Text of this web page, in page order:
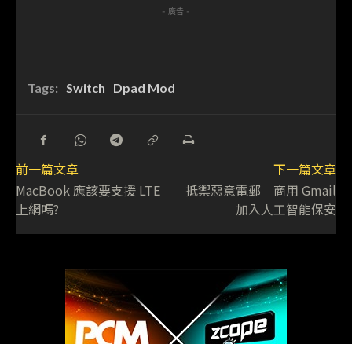
- 廣告 -
Tags: Switch Dpad Mod
前一篇文章
MacBook 應該要支援 LTE
上網嗎?
下一篇文章
抵禦惡意電郵 商用 Gmail
加入人工智能保安